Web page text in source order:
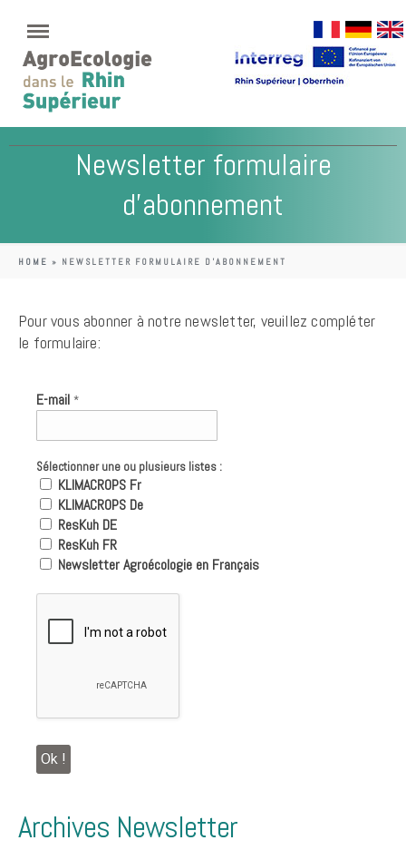
Newsletter formulaire
d’abonnement
HOME » NEWSLETTER FORMULAIRE D’ABONNEMENT
Pour vous abonner à notre newsletter, veuillez compléter
le formulaire:
E-mail *
Sélectionner une ou plusieurs listes :
KLIMACROPS Fr
KLIMACROPS De
ResKuh DE
ResKuh FR
Newsletter Agroécologie en Français
Archives Newsletter